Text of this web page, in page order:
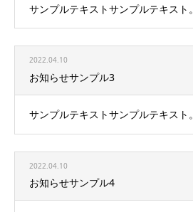
サンプルテキストサンプルテキスト。
2022.04.10
お知らせサンプル3
サンプルテキストサンプルテキスト。
2022.04.10
お知らせサンプル4